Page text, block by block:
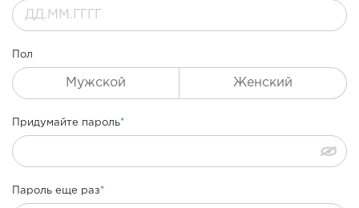
Пол
Мужской Женский
Придумайте пароль
Пароль еще раз